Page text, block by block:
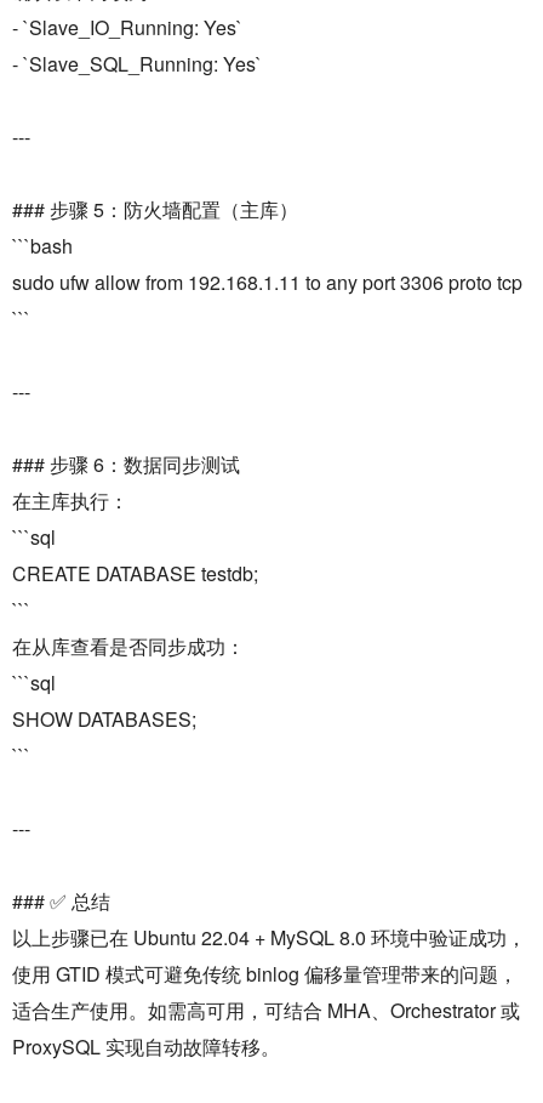
- `Slave_IO_Running: Yes`
- `Slave_SQL_Running: Yes`
---
### 步骤 5：防火墙配置（主库）
```bash
sudo ufw allow from 192.168.1.11 to any port 3306 proto tcp
```
---
### 步骤 6：数据同步测试
在主库执行：
```sql
CREATE DATABASE testdb;
```
在从库查看是否同步成功：
```sql
SHOW DATABASES;
```
---
### ✅ 总结
以上步骤已在 Ubuntu 22.04 + MySQL 8.0 环境中验证成功，
使用 GTID 模式可避免传统 binlog 偏移量管理带来的问题，
适合生产使用。如需高可用，可结合 MHA、Orchestrator 或
ProxySQL 实现自动故障转移。